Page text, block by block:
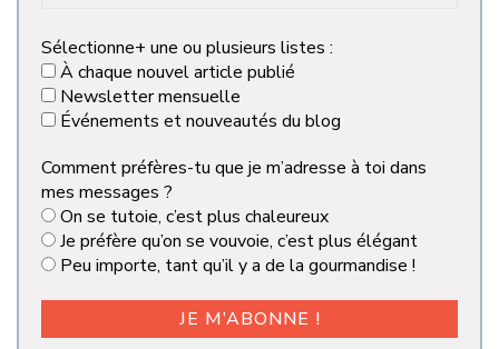
Sélectionne+ une ou plusieurs listes :
À chaque nouvel article publié
Newsletter mensuelle
Événements et nouveautés du blog
Comment préfères-tu que je m’adresse à toi dans
mes messages ?
On se tutoie, c’est plus chaleureux
Je préfère qu’on se vouvoie, c’est plus élégant
Peu importe, tant qu’il y a de la gourmandise !